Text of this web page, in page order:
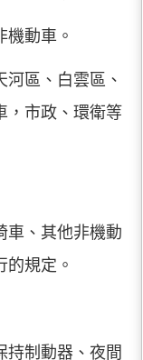
機動車。
區、白雲區、
，市政、環衛等
車、其他非機動
規定。
持制動器、夜間